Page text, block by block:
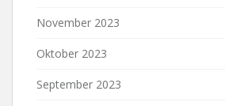
November 2023
Oktober 2023
September 2023